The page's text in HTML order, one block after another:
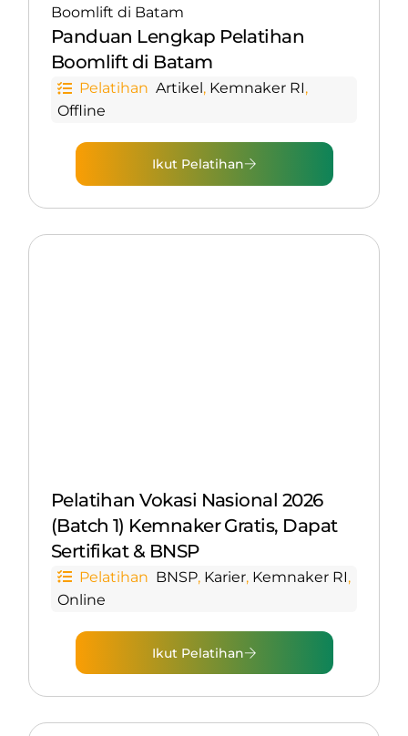
Boomlift di Batam
Panduan Lengkap Pelatihan
Boomlift di Batam
Pelatihan Artikel, Kemnaker RI,
Offline
Ikut Pelatihan
Pelatihan Vokasi Nasional 2026
(Batch 1) Kemnaker Gratis, Dapat
Sertifikat & BNSP
Pelatihan BNSP, Karier, Kemnaker RI,
Online
Ikut Pelatihan